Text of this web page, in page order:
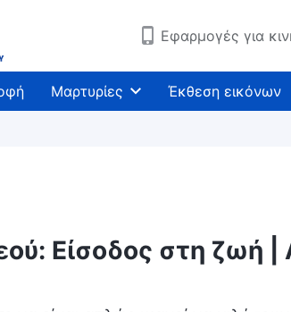
Εφαρμογές για
Μαρτυρίες Έκθεση εικόνων
Είσοδος στη